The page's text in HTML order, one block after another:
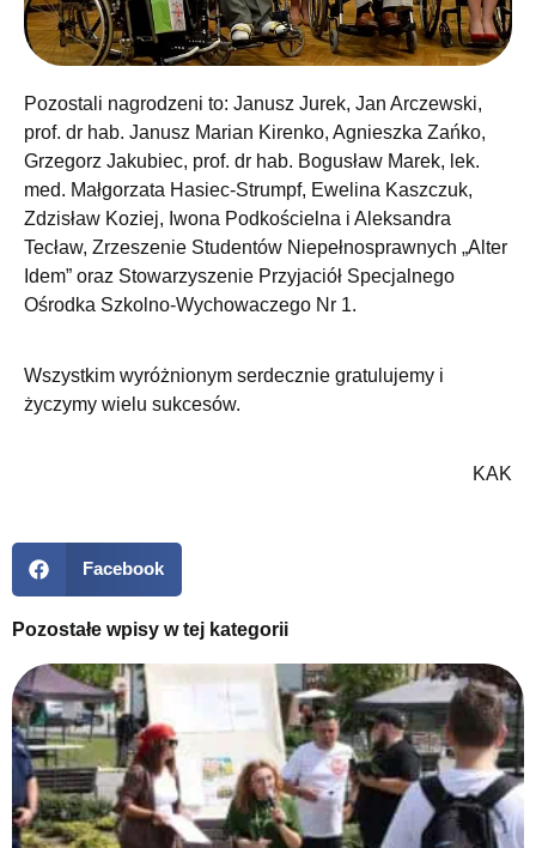
Pozostali nagrodzeni to: Janusz Jurek, Jan Arczewski,
prof. dr hab. Janusz Marian Kirenko, Agnieszka Zańko,
Grzegorz Jakubiec, prof. dr hab. Bogusław Marek, lek.
med. Małgorzata Hasiec-Strumpf, Ewelina Kaszczuk,
Zdzisław Koziej, Iwona Podkościelna i Aleksandra
Tecław, Zrzeszenie Studentów Niepełnosprawnych „Alter
Idem” oraz Stowarzyszenie Przyjaciół Specjalnego
Ośrodka Szkolno-Wychowaczego Nr 1.
Wszystkim wyróżnionym serdecznie gratulujemy i
życzymy wielu sukcesów.
KAK
Facebook
Pozostałe wpisy w tej kategorii